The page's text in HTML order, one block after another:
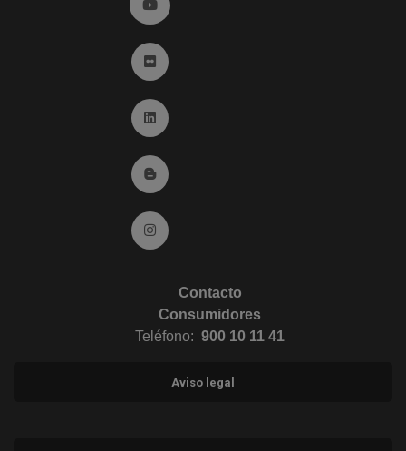
Ir a YouTube (abre en ventana nueva)
Ir a Flickr (abre en ventana nueva)
Ir a Linkedin (abre en ventana nueva)
Ir al Blog (abre en ventana nueva)
Ir a Instagram (abre en ventana nueva)
Contacto
Consumidores
Teléfono: 900 10 11 41
Aviso legal